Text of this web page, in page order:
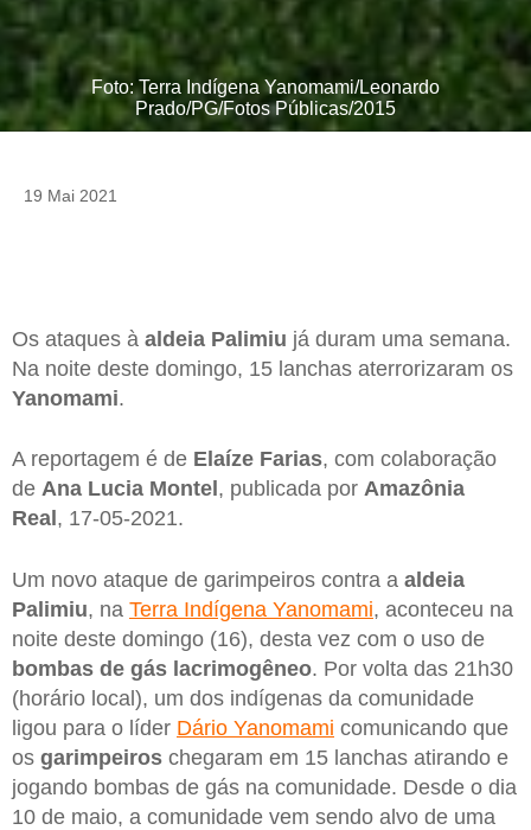
Foto: Terra Indígena Yanomami/Leonardo
Prado/PG/Fotos Públicas/2015
19 Mai 2021
Os ataques à aldeia Palimiu já duram uma semana.
Na noite deste domingo, 15 lanchas aterrorizaram os
Yanomami.
A reportagem é de Elaíze Farias, com colaboração
de Ana Lucia Montel , publicada por Amazônia
Real , 17-05-2021.
Um novo ataque de garimpeiros contra a aldeia
Palimiu, na Terra Indígena Yanomami, aconteceu na
noite deste domingo (16), desta vez com o uso de
bombas de gás lacrimogêneo. Por volta das 21h30
(horário local), um dos indígenas da comunidade
ligou para o líder Dário Yanomami comunicando que
os garimpeiros chegaram em 15 lanchas atirando e
jogando bombas de gás na comunidade. Desde o dia
10 de maio, a comunidade vem sendo alvo de uma